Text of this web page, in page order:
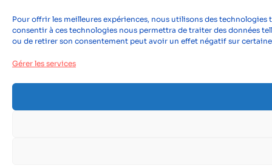
Pour offrir les meilleures expériences, nous utilisons des
consentir à ces technologies nous permettra de traiter des données
ou de retirer son consentement peut avoir un effet négatif sur
Gérer les services